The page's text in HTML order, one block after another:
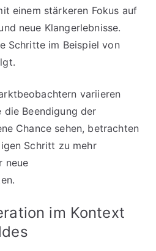
einem stärkeren Fokus auf
neue Klangerlebnisse.
Schritte im Beispiel von
variieren
die Beendigung der
Chance sehen, betrachten
Schritt zu mehr
neue
im Kontext